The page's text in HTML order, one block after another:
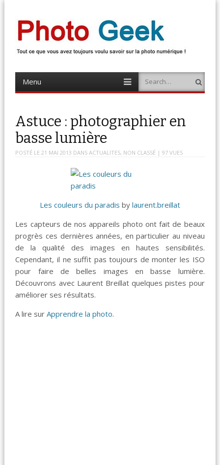
Photo Geek
Menu
content
Search
Astuce : photographier en
basse lumière
POSTÉ LE 21 MAI 2013 DANSACTUALITES, NON CLASSÉ | 97 VUES
Les couleurs du paradis by laurent.breillat
Les capteurs de nos appareils photo ont fait de beaux
progrès ces dernières années, en particulier au niveau
de la qualité des images en hautes sensibilités.
Cependant, il ne suffit pas toujours de monter les ISO
pour faire de belles images en basse lumière.
Découvrons avec Laurent Breillat quelques pistes pour
améliorer ses résultats.
A lire surApprendre la photo.